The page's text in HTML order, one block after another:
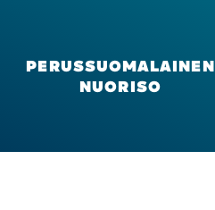
PERUSSUOMALAINEN
NUORISO